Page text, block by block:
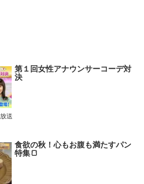
第１回女性アナウンサーコーデ対
決
送
食欲の秋！心もお腹も満たすパン
特集🍞